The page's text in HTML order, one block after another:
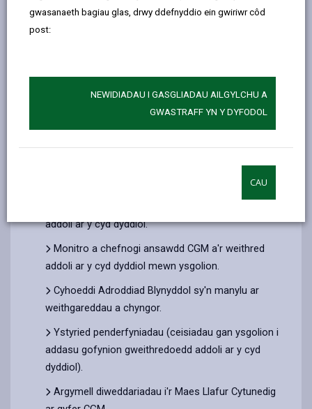
gwasanaeth bagiau glas, drwy ddefnyddio ein gwiriwr côd
post:
NEWIDIADAU I GASGLIADAU AILGYLCHU A
GWASTRAFF YN Y DYFODOL
CAU
chrefyddau a chredoau eraill (gan gynnwys
Dyneiddwyr).
etholedig fel arfer).
Mae cyfrifoldebau allweddol SACRVE yn cynnwys:
addoli ar y cyd dyddiol.
Monitro a chefnogi ansawdd CGM a'r weithred
addoli ar y cyd dyddiol mewn ysgolion.
Cyhoeddi Adroddiad Blynyddol sy'n manylu ar
weithgareddau a chyngor.
Ystyried penderfyniadau (ceisiadau gan ysgolion i
addasu gofynion gweithredoedd addoli ar y cyd
dyddiol).
Argymell diweddariadau i'r Maes Llafur Cytunedig